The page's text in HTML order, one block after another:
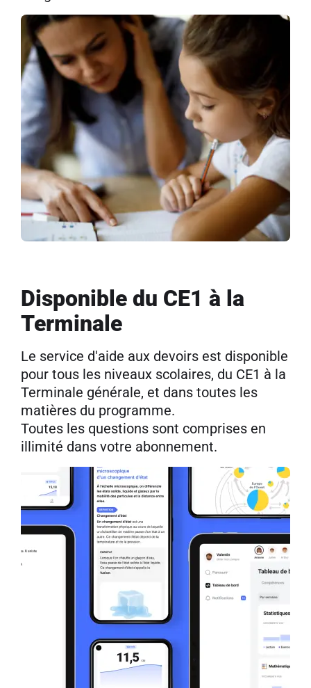
Disponible du CE1 à la
Terminale
Le service d'aide aux devoirs est disponible
pour tous les niveaux scolaires, du CE1 à la
Terminale générale, et dans toutes les
matières du programme.
Toutes les questions sont comprises en
illimité dans votre abonnement.